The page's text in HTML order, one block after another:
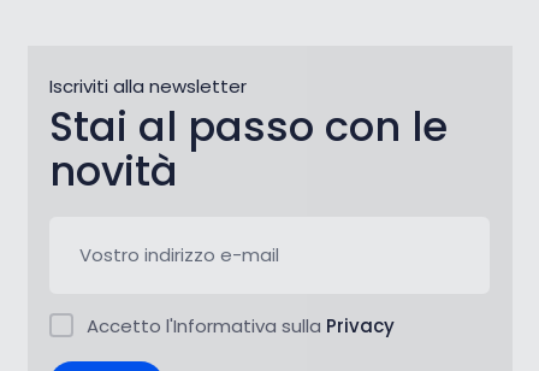
Iscriviti alla newsletter
Stai al passo con le
novità
Accetto l'Informativa sulla Privacy